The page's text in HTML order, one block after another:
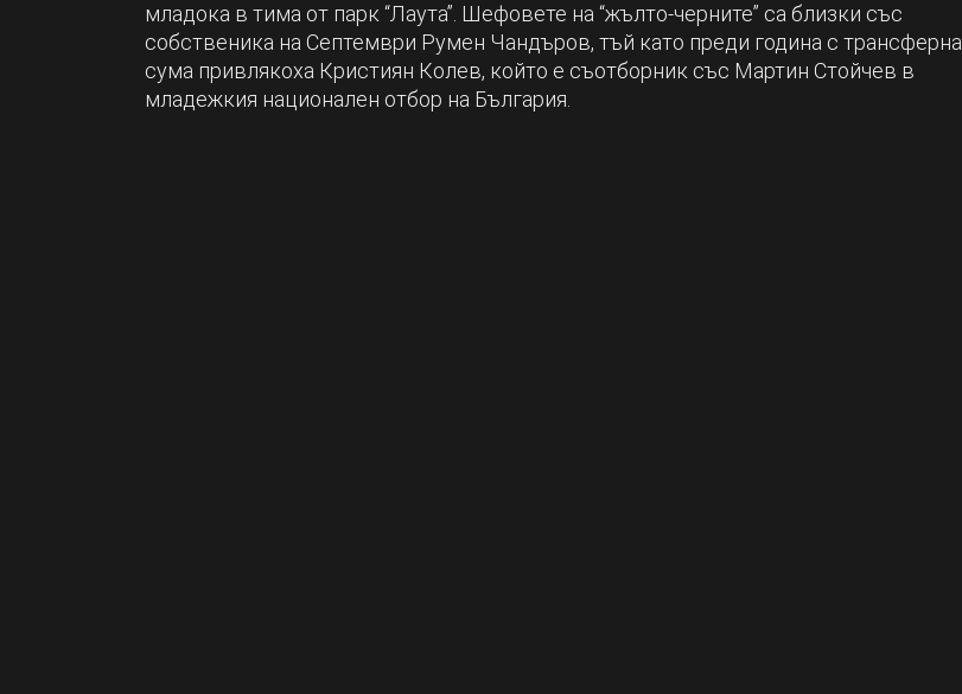
младока в тима от парк “Лаута”. Шефовете на “жълто-черните” са близки със
собственика на Септември Румен Чандъров, тъй като преди година с трансферна
сума привлякоха Кристиян Колев, който е съотборник със Мартин Стойчев в
младежкия национален отбор на България.